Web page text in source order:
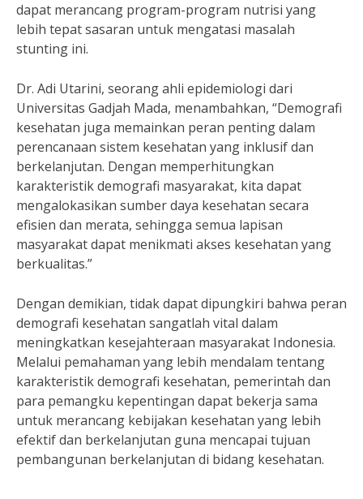
dapat merancang program-program nutrisi yang
lebih tepat sasaran untuk mengatasi masalah
stunting ini.
Dr. Adi Utarini, seorang ahli epidemiologi dari
Universitas Gadjah Mada, menambahkan, “Demografi
kesehatan juga memainkan peran penting dalam
perencanaan sistem kesehatan yang inklusif dan
berkelanjutan. Dengan memperhitungkan
karakteristik demografi masyarakat, kita dapat
mengalokasikan sumber daya kesehatan secara
efisien dan merata, sehingga semua lapisan
masyarakat dapat menikmati akses kesehatan yang
berkualitas.”
Dengan demikian, tidak dapat dipungkiri bahwa peran
demografi kesehatan sangatlah vital dalam
meningkatkan kesejahteraan masyarakat Indonesia.
Melalui pemahaman yang lebih mendalam tentang
karakteristik demografi kesehatan, pemerintah dan
para pemangku kepentingan dapat bekerja sama
untuk merancang kebijakan kesehatan yang lebih
efektif dan berkelanjutan guna mencapai tujuan
pembangunan berkelanjutan di bidang kesehatan.